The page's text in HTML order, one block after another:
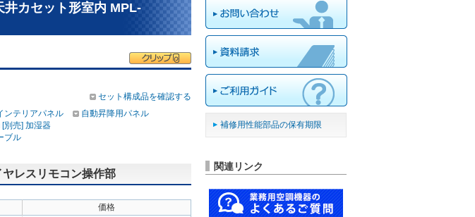
カセット形室内 MPL-
セット構成品を確認する
ンテリアパネル
自動昇降用パネル
[別売] 加湿器
ブル
レスリモコン操作部
価格
補修用性能部品の保有期限
関連リンク